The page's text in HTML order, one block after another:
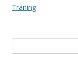
n
Träning
efter: